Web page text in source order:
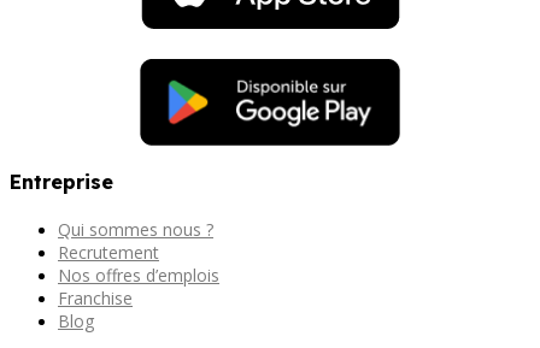
Entreprise
Qui sommes nous ?
Recrutement
Nos offres d’emplois
Franchise
Blog